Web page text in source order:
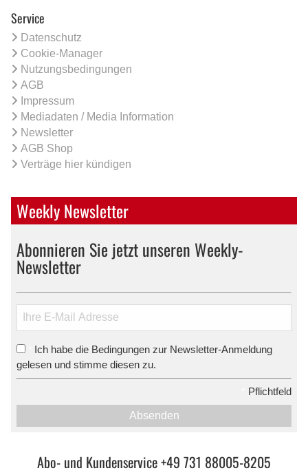
Service
Datenschutz
Cookie-Manager
Nutzungsbedingungen
AGB
Impressum
Mediadaten / Media Information
Newsletter
AGB Shop
Verträge hier kündigen
Weekly Newsletter
Abonnieren Sie jetzt unseren Weekly-
Newsletter
Ich habe die Bedingungen zur Newsletter-Anmeldung
gelesen und stimme diesen zu.
Pflichtfeld
Absenden
Abo- und Kundenservice +49 731 88005-8205